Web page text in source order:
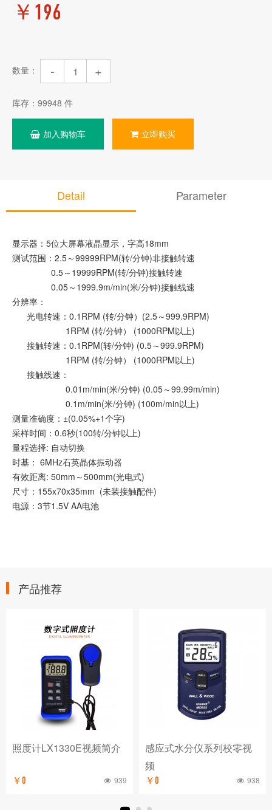
￥ 196
数量： - +
库存： 99948 件
加入购物车 立即购买
Detail Parameter
显示器：5位大屏幕液晶显示，字高18mm
测试范围：2.5～99999RPM(转/分钟)非接触转速
0.5～19999RPM(转/分钟)接触转速
0.05～1999.9m/min(米/分钟)接触线速
分辨率：
光电转速：0.1RPM (转/分钟）(2.5～999.9RPM)
1RPM (转/分钟） (1000RPM以上)
接触转速：0.1RPM(转/分钟) (0.5～999.9RPM)
1RPM (转/分钟） (1000RPM以上)
接触线速：
0.01m/min(米/分钟) (0.05～99.99m/min)
0.1m/min(米/分钟) (100m/min以上)
测量准确度：±(0.05%+1个字)
采样时间：0.6秒(100转/分钟以上)
量程选择: 自动切换
时基： 6MHz石英晶体振动器
有效距离: 50mm～500mm(光电式)
尺寸：155x70x35mm (未装接触配件)
电源：3节1.5V AA电池
产品推荐
照度计LX1330E视频简介
￥0 939
感应式水分仪系列校零视
频
￥0 938